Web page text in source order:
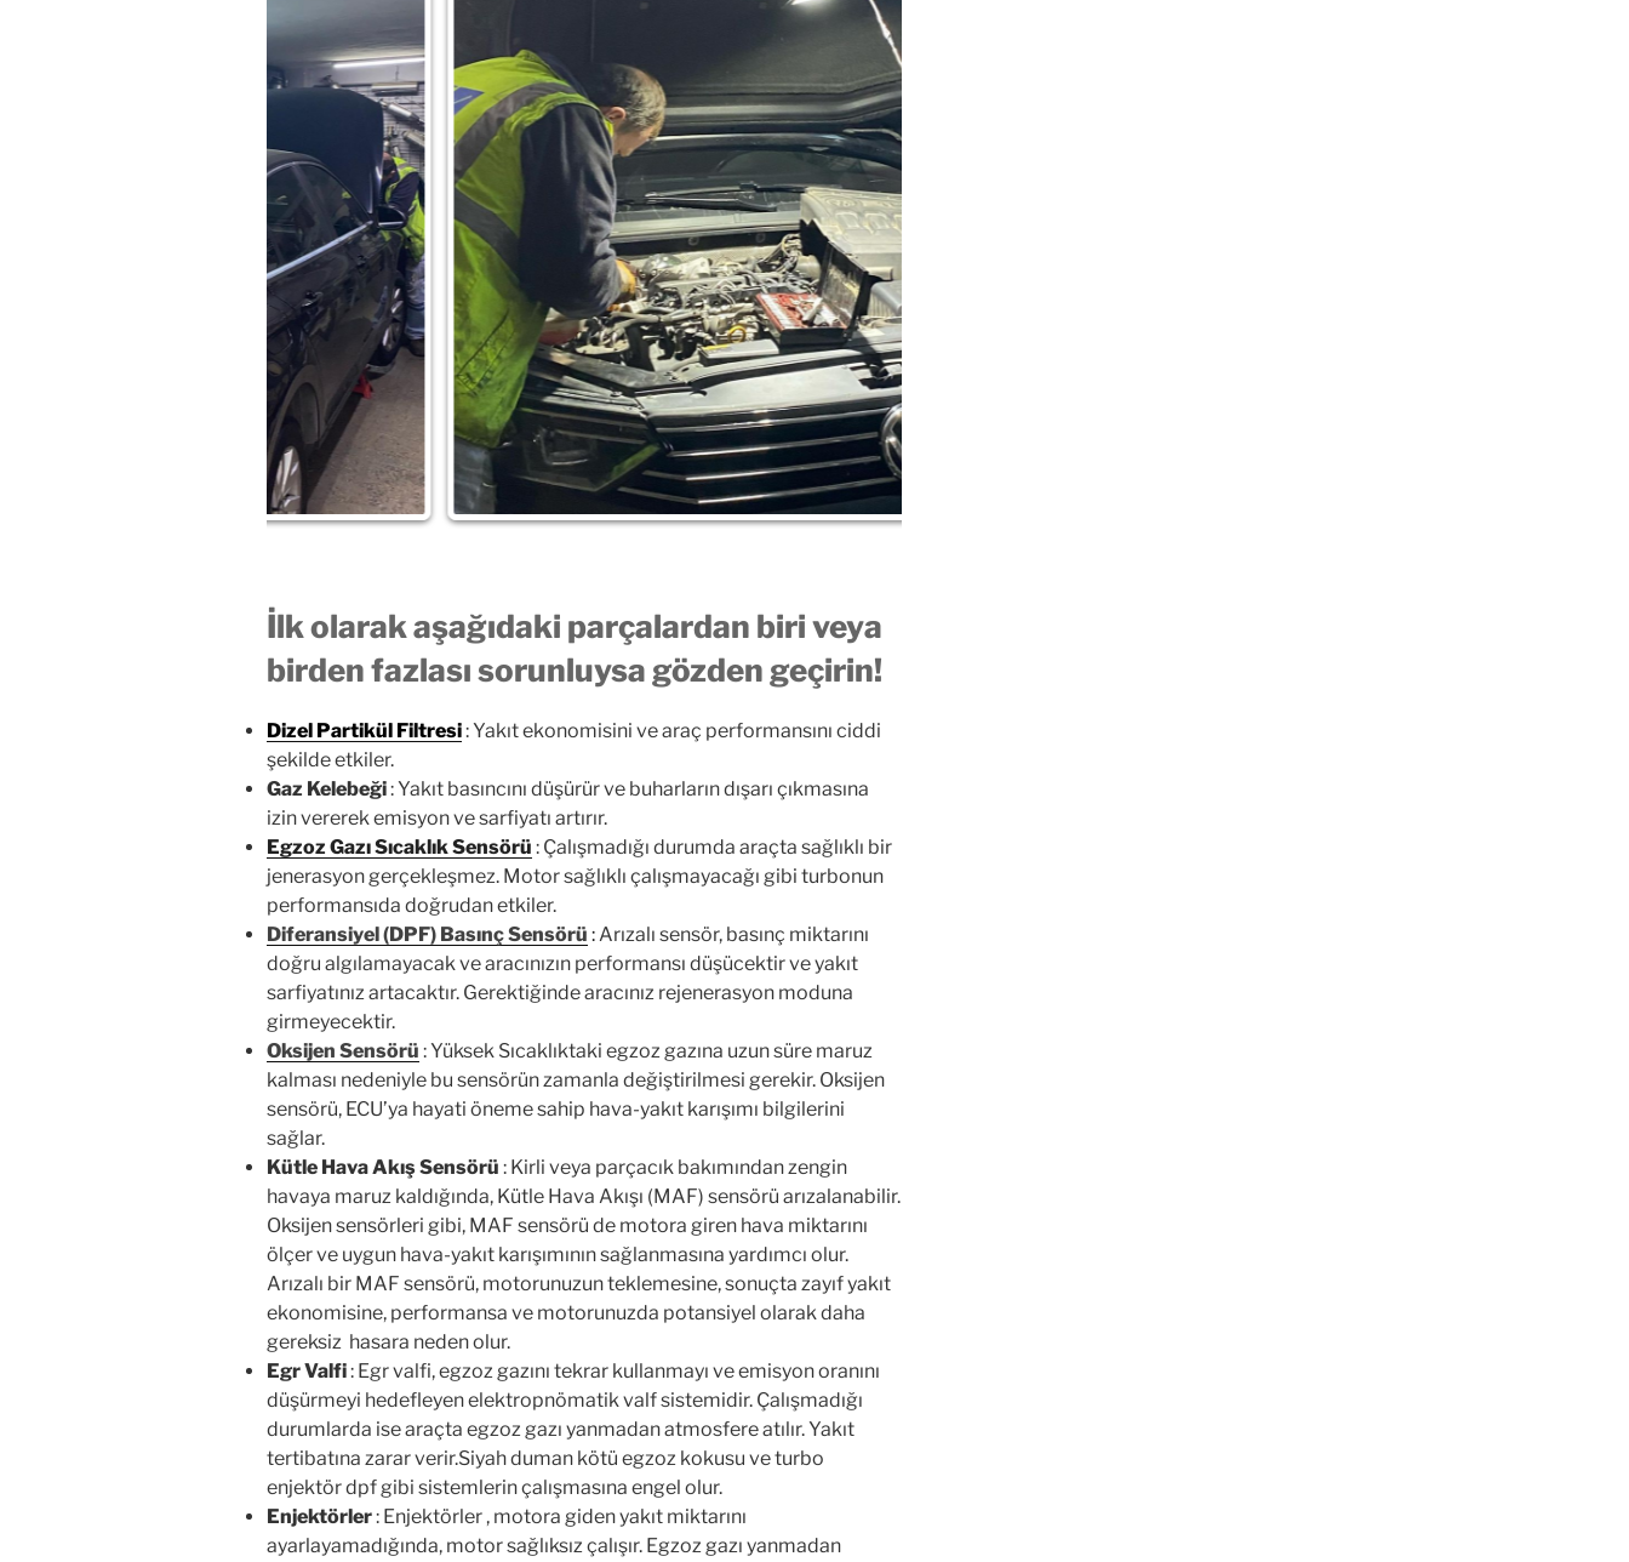
İlk olarak aşağıdaki parçalardan biri veya
birden fazlası sorunluysa gözden geçirin!
Dizel Partikül Filtresi: Yakıt ekonomisini ve araç performansını ciddi
şekilde etkiler.
Gaz Kelebeği: Yakıt basıncını düşürür ve buharların dışarı çıkmasına
izin vererek emisyon ve sarfiyatı artırır.
Egzoz Gazı Sıcaklık Sensörü : Çalışmadığı durumda araçta sağlıklı bir
jenerasyon gerçekleşmez. Motor sağlıklı çalışmayacağı gibi turbonun
performansıda doğrudan etkiler.
Diferansiyel (DPF) Basınç Sensörü : Arızalı sensör, basınç miktarını
doğru algılamayacak ve aracınızın performansı düşücektir ve yakıt
sarfiyatınız artacaktır. Gerektiğinde aracınız rejenerasyon moduna
girmeyecektir.
Oksijen Sensörü : Yüksek Sıcaklıktaki egzoz gazına uzun süre maruz
kalması nedeniyle bu sensörün zamanla değiştirilmesi gerekir. Oksijen
sensörü, ECU’ya hayati öneme sahip hava-yakıt karışımı bilgilerini
sağlar.
Kütle Hava Akış Sensörü : Kirli veya parçacık bakımından zengin
havaya maruz kaldığında, Kütle Hava Akışı (MAF) sensörü arızalanabilir.
Oksijen sensörleri gibi, MAF sensörü de motora giren hava miktarını
ölçer ve uygun hava-yakıt karışımının sağlanmasına yardımcı olur.
Arızalı bir MAF sensörü, motorunuzun teklemesine, sonuçta zayıf yakıt
ekonomisine, performansa ve motorunuzda potansiyel olarak daha
gereksiz hasara neden olur.
Egr Valfi: Egr valfi, egzoz gazını tekrar kullanmayı ve emisyon oranını
düşürmeyi hedefleyen elektropnömatik valf sistemidir. Çalışmadığı
durumlarda ise araçta egzoz gazı yanmadan atmosfere atılır. Yakıt
tertibatına zarar verir.Siyah duman kötü egzoz kokusu ve turbo
enjektör dpf gibi sistemlerin çalışmasına engel olur.
Enjektörler: Enjektörler , motora giden yakıt miktarını
ayarlayamadığında, motor sağlıksız çalışır. Egzoz gazı yanmadan